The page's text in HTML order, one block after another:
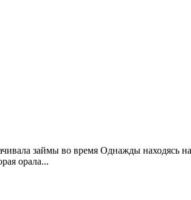
займы во время Однажды находясь
орала...